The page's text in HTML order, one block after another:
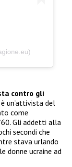
contro gli
un’attivista del
come
Gli addetti alla
secondi che
stava urlando
donne ucraine ad